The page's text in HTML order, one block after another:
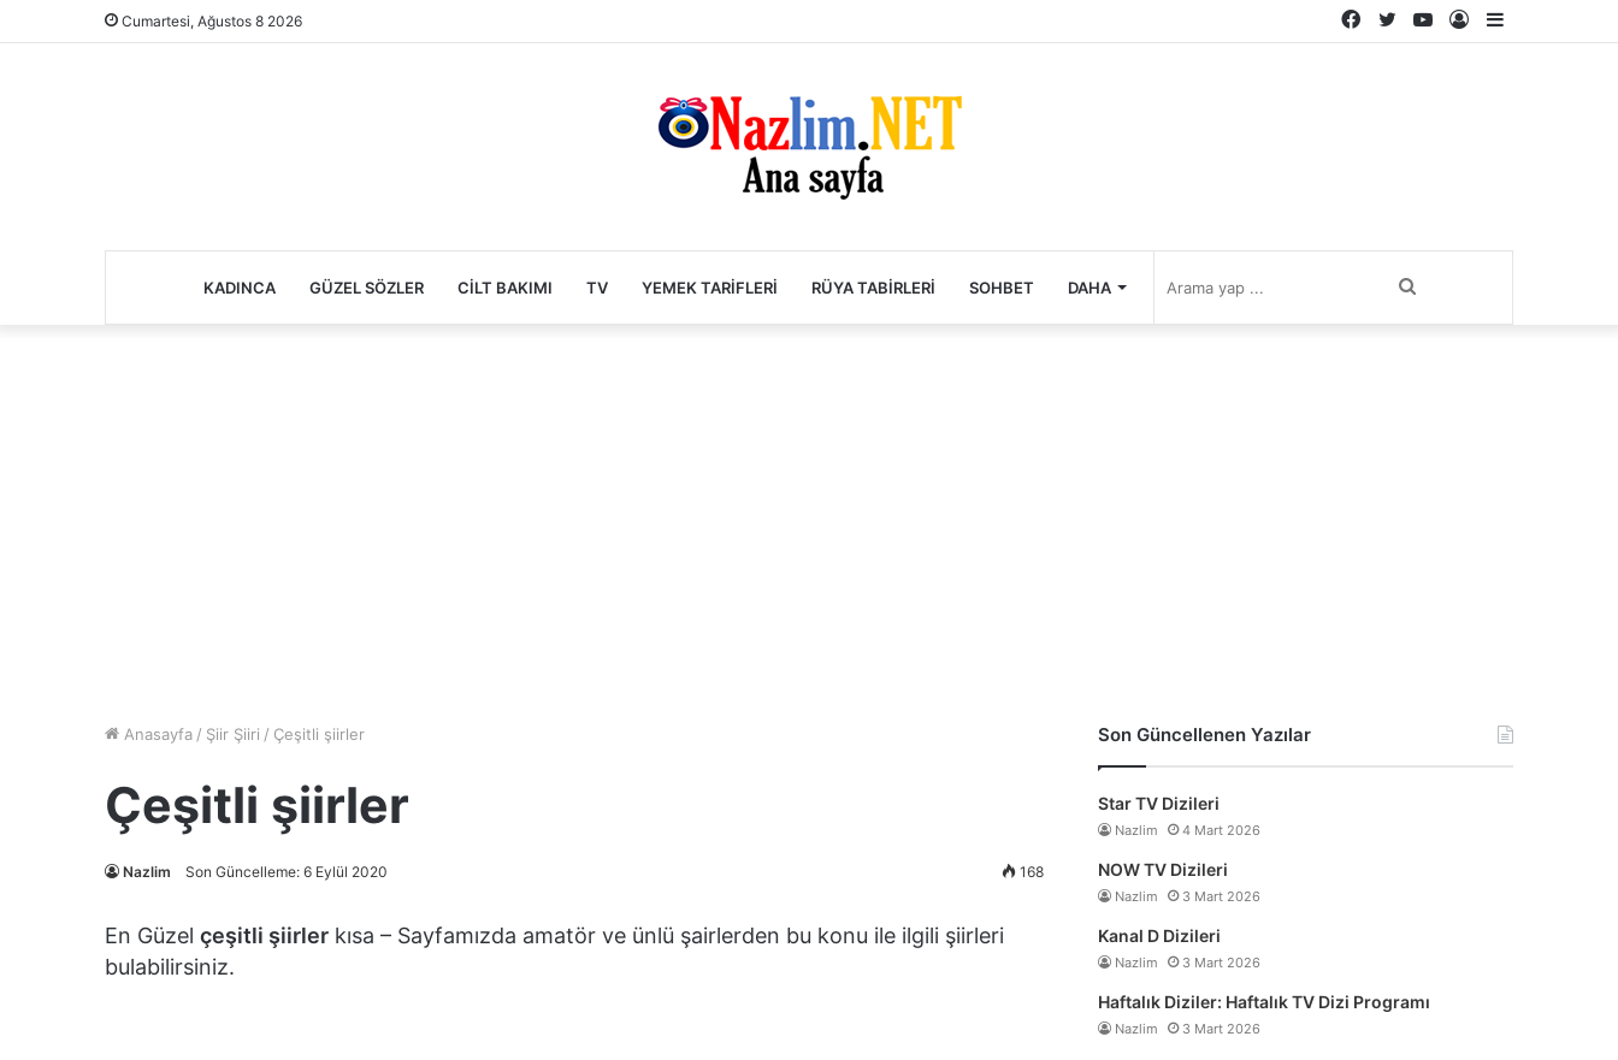
Cumartesi, Ağustos 8 2026
Kenar
Kayıt
YouTube
Twitter
Facebook
KADINCA GÜZEL SÖZLER CILT BAKIMI TV YEMEK TARIFLERI RÜYA TABIRLERI SOHBET DAHA
Anasayfa / Şiir Şiiri / Çeşitli şiirler
Çeşitli şiirler
Nazlim Son Güncelleme: 6 Eylül 2020 168
En Güzel çeşitli şiirler kısa – Sayfamızda amatör ve ünlü şairlerden bu konu ile ilgili şiirleri
bulabilirsiniz.
Son Güncellenen Yazılar
Star TV Dizileri
Nazlim 4 Mart 2026
NOW TV Dizileri
Nazlim 3 Mart 2026
Kanal D Dizileri
Nazlim 3 Mart 2026
Haftalık Diziler: Haftalık TV Dizi Programı
Nazlim 3 Mart 2026